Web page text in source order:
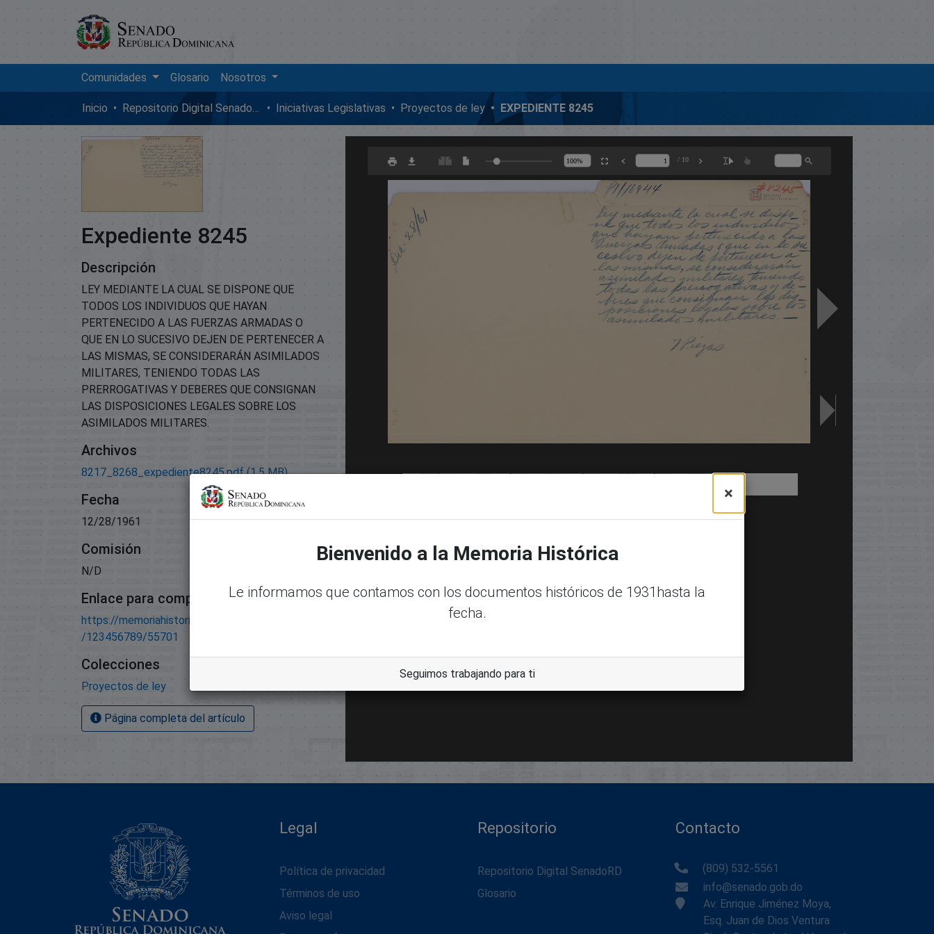
Comunidades Glosario Nosotros
Inicio Repositorio Digital SenadoRD Iniciativas Legislativas Proyectos de ley EXPEDIENTE 8245
Expediente 8245
Descripción
LEY MEDIANTE LA CUAL SE DISPONE QUE
TODOS LOS INDIVIDUOS QUE HAYAN
PERTENECIDO A LAS FUERZAS ARMADAS O
QUE EN LO SUCESIVO DEJEN DE PERTENECER A
LAS MISMAS, SE CONSIDERARÁN ASIMILADOS
MILITARES, TENIENDO TODAS LAS
PRERROGATIVAS Y DEBERES QUE CONSIGNAN
LAS DISPOSICIONES LEGALES SOBRE LOS
ASIMILADOS MILITARES.
Archivos
8217_8268_expediente8245.pdf (1.5 MB)
Fecha
12/28/1961
Comisión
N/D
Enlace para compartir este artículo
https://memoriahistorica.senadord.gob.do/handle
/123456789/55701
Colecciones
Proyectos de ley
Página completa del artículo
Legal
Política de privacidad
Términos de uso
Aviso legal
Repositorio
Repositorio Digital SenadoRD
Glosario
Contacto
(809) 532-5561
info@senado.gob.do
Av. Enrique Jiménez Moya,
Esq. Juan de Dios Ventura
×
Bienvenido a la Memoria Histórica
Le informamos que contamos con los documentos históricos de 1931hasta la
fecha.
Seguimos trabajando para ti